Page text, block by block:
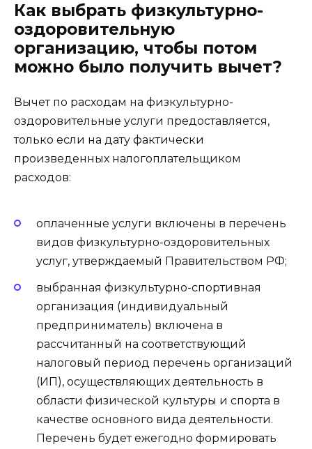
Как выбрать физкультурно-
оздоровительную
организацию, чтобы потом
можно было получить вычет?
Вычет по расходам на физкультурно-
оздоровительные услуги предоставляется,
только если на дату фактически
произведенных налогоплательщиком
расходов:
оплаченные услуги включены в перечень
видов физкультурно-оздоровительных
услуг, утверждаемый Правительством РФ;
выбранная физкультурно-спортивная
организация (индивидуальный
предприниматель) включена в
рассчитанный на соответствующий
налоговый период перечень организаций
(ИП), осуществляющих деятельность в
области физической культуры и спорта в
качестве основного вида деятельности.
Перечень будет ежегодно формировать